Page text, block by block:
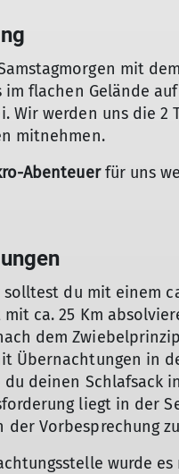
mit
im flachen Gelände
Wir werden uns die
mitnehmen.
Abenteuerfür uns
du mit einem
ca. 25 Km
dem
Übernachtungen in
du deinen Schlafsack
liegt in der
der Vorbesprechung
wurde